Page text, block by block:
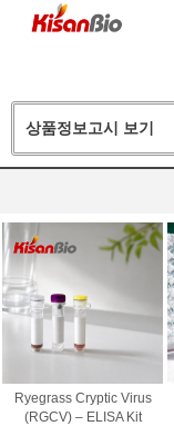
상품정보고시 보기
Ryegrass Cryptic Virus
(RGCV) – ELISA Kit